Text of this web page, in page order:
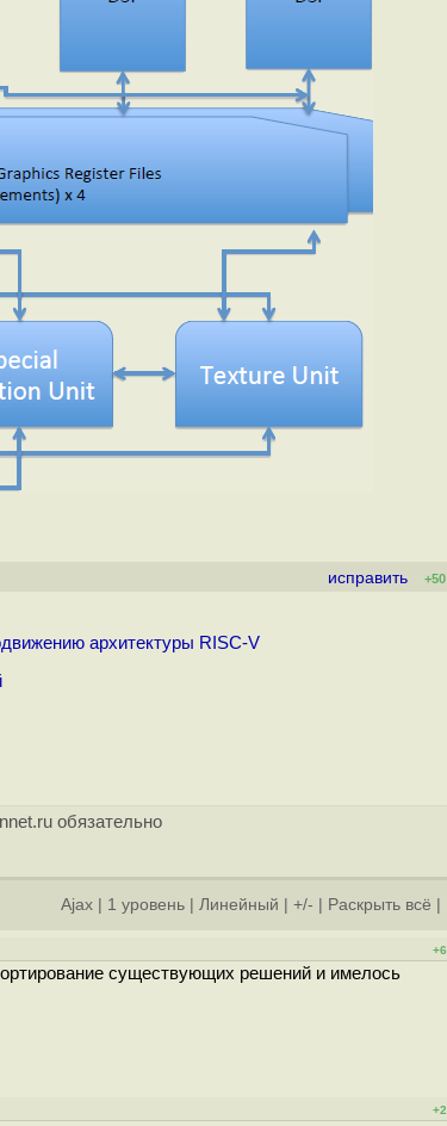
исправить +50
архитектуры RISC-V
обязательно
Ajax 1 уровень Линейный +/- Раскрыть всё
+6
существующих решений и имелось
+2